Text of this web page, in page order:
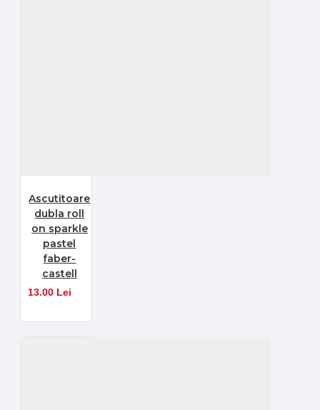
Ascutitoare
dubla roll
on sparkle
pastel
faber-
castell
13.00 Lei